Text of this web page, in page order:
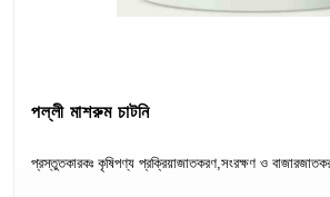
পল্লী মাশরুম চাটনি
প্রস্তুতকারকঃ কৃষিপণ্য প্রক্রিয়াজাতকরণ,সংরক্ষণ ও